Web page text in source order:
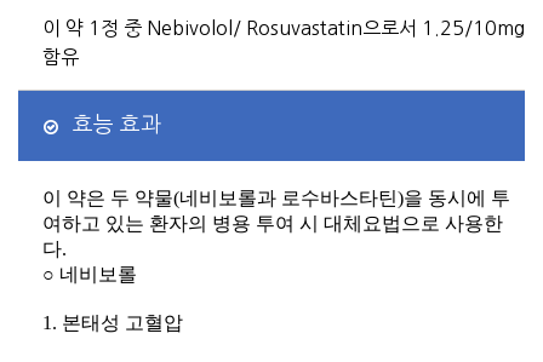
이 약 1정 중 Nebivolol/ Rosuvastatin으로서 1.25/10mg
함유
효능 효과
이 약은 두 약물(네비보롤과 로수바스타틴)을 동시에 투
여하고 있는 환자의 병용 투여 시 대체요법으로 사용한
다.
○ 네비보롤
1. 본태성 고혈압